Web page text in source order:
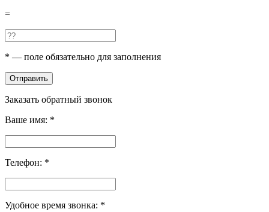
=
* — поле обязательно для заполнения
Отправить
Заказать обратный звонок
Ваше имя: *
Телефон: *
Удобное время звонка: *